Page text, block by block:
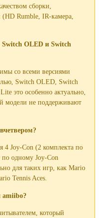
сборки,
Rumble, IR-камера,
OLED и Switch
со всеми версиями
Switch OLED, Switch
это особенно актуально,
модели не поддерживают
4 Joy-Con (2 комплекта по
одному Joy-Con
для таких игр, как Mario
Tennis Aces.
amiibo?
который